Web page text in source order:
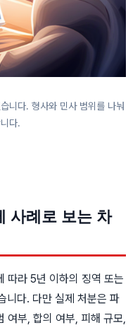
니다. 형사와 민사 범위를 나눠
다.
사례로 보는 차
따라 5년 이하의 징역 또는
니다. 다만 실제 처분은 파
여부, 합의 여부, 피해 규모,